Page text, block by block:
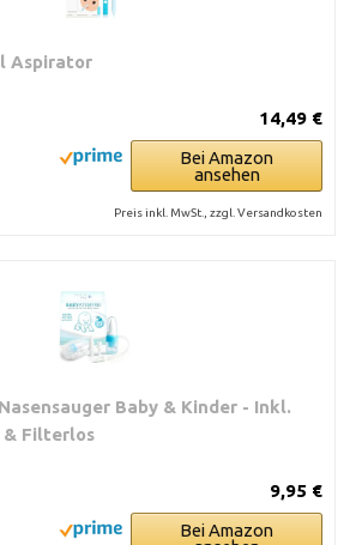
Aspirator
14,49 €
Bei Amazon
ansehen
Preis inkl. MwSt., zzgl. Versandkosten
Baby & Kinder - Inkl.
Filterlos
9,95 €
Bei Amazon